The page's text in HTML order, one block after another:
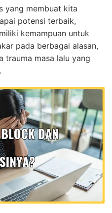
yang membuat kita
potensi terbaik,
kemampuan untuk
pada berbagai alasan,
trauma masa lalu yang